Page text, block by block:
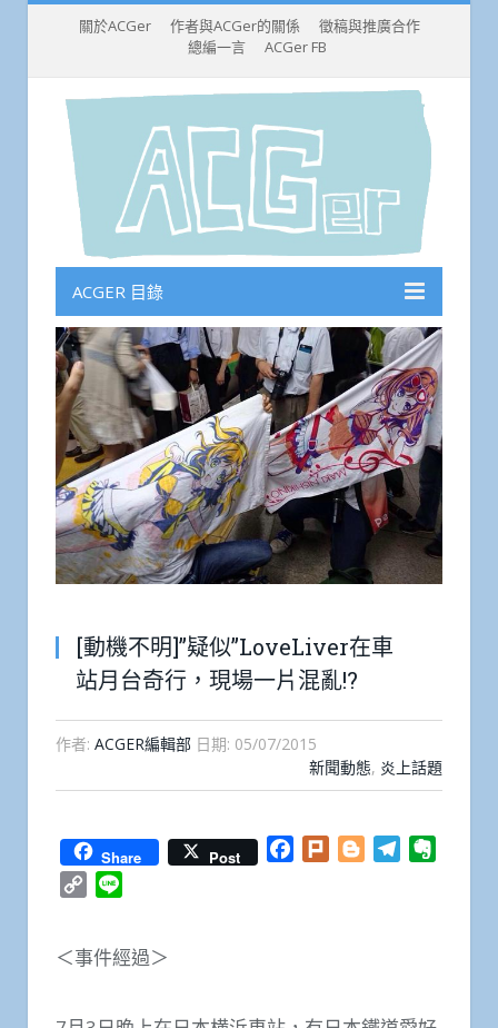
關於ACGer 作者與ACGer的關係
徵稿與推廣合作
總編一言
ACGer FB
ACGER 目錄
[動機不明]”疑似”LoveLiver在車
站月台奇行，現場一片混亂!?
作者: ACGER編輯部 日期: 05/07/2015
新聞動態, 炎上話題
Share Post Facebook
Plurk BloggerTelegram
Copy
＜事件經過＞